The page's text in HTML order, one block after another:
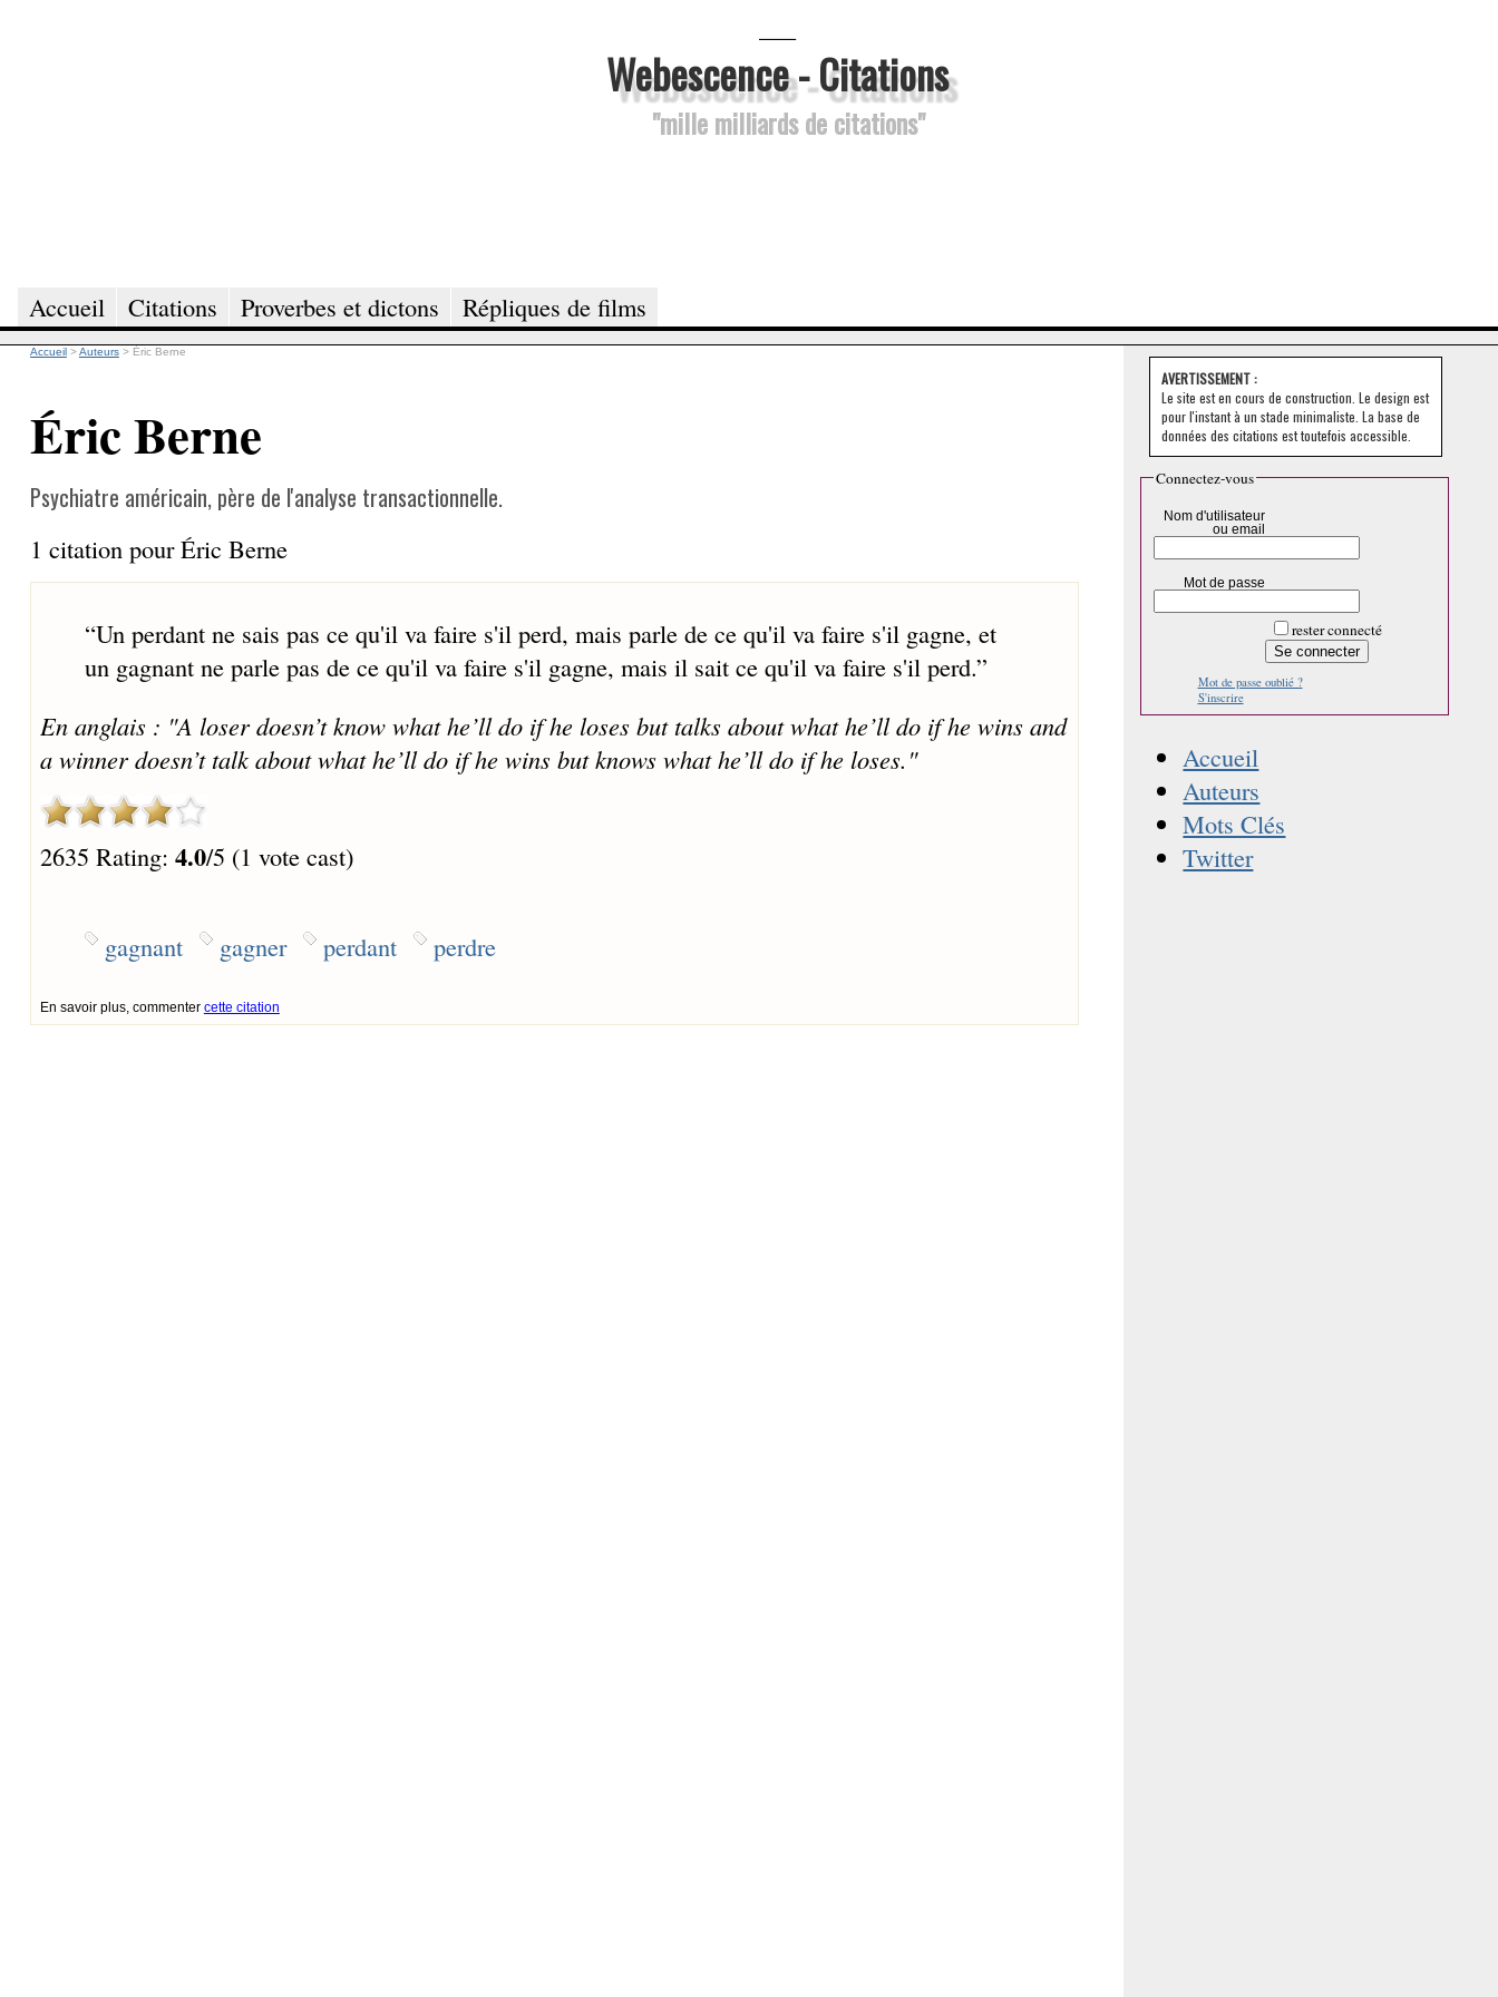
Webescence - Citations
"mille milliards de citations"
Accueil Citations Proverbes et dictons Répliques de films
Accueil >Auteurs > Éric Berne
Éric Berne
Psychiatre américain, père de l'analyse transactionnelle.
1 citation pour Éric Berne
“Un perdant ne sais pas ce qu'il va faire s'il perd, mais parle de ce qu'il va faire s'il gagne, et
un gagnant ne parle pas de ce qu'il va faire s'il gagne, mais il sait ce qu'il va faire s'il perd.”
En anglais : "A loser doesn’t know what he’ll do if he loses but talks about what he’ll do if he wins and
a winner doesn’t talk about what he’ll do if he wins but knows what he’ll do if he loses."
2635 Rating: 4.0/5 (1 vote cast)
gagnant gagner perdant perdre
En savoir plus, commenter cette citation
AVERTISSEMENT :
Le site est en cours de construction. Le design est
pour l'instant à un stade minimaliste. La base de
données des citations est toutefois accessible.
Connectez-vous
Nom d'utilisateur
ou email
Mot de passe
rester connecté
Mot de passe oublié ?
S'inscrire
Accueil
Auteurs
Mots Clés
Twitter